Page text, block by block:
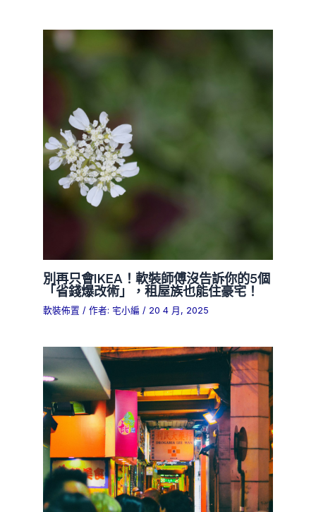
別再只會IKEA！軟裝師傅沒告訴你的5個
「省錢爆改術」，租屋族也能住豪宅！
軟裝佈置 / 作者: 宅小編/ 20 4 月, 2025